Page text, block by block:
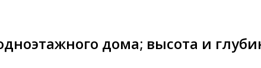
дома; высота и